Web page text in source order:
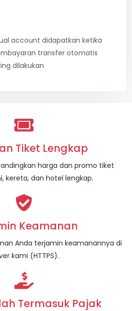
account didapatkan ketika
transfer otomatis
dilakukan
Tiket Lengkap
harga dan promo tiket
kereta, dan hotel lengkap.
Keamanan
Anda terjamin keamanannya di
kami (HTTPS).
Termasuk Pajak